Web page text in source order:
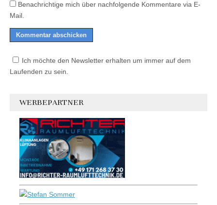
Benachrichtige mich über nachfolgende Kommentare via E-
Mail.
Ich möchte den Newsletter erhalten um immer auf dem
Laufenden zu sein.
WERBEPARTNER